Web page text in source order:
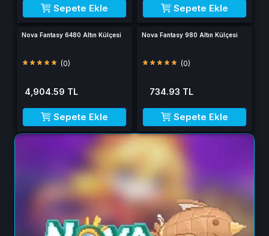
Sepete Ekle Sepete Ekle
Nova Fantasy 6480 Altın Külçesi
(0)
4,904.59 TL
Sepete Ekle
Nova Fantasy 980 Altın Külçesi
(0)
734.93 TL
Sepete Ekle